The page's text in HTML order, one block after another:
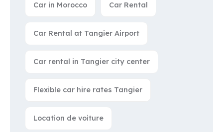
Car in Morocco Car Rental
Car Rental at Tangier Airport
Car rental in Tangier city center
Flexible car hire rates Tangier
Location de voiture